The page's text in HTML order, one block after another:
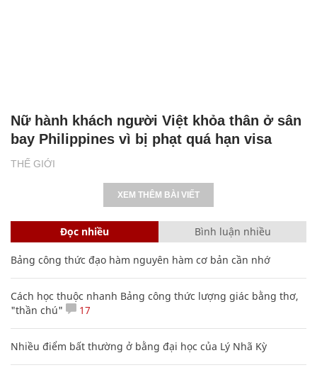
THẾ GIỚI
Nữ hành khách người Việt khỏa thân ở sân
bay Philippines vì bị phạt quá hạn visa
XEM THÊM BÀI VIẾT
Đọc nhiều Bình luận nhiều
Bảng công thức đạo hàm nguyên hàm cơ bản cần nhớ
Cách học thuộc nhanh Bảng công thức lượng giác bằng thơ,
"thần chú"
17
Nhiều điểm bất thường ở bằng đại học của Lý Nhã Kỳ